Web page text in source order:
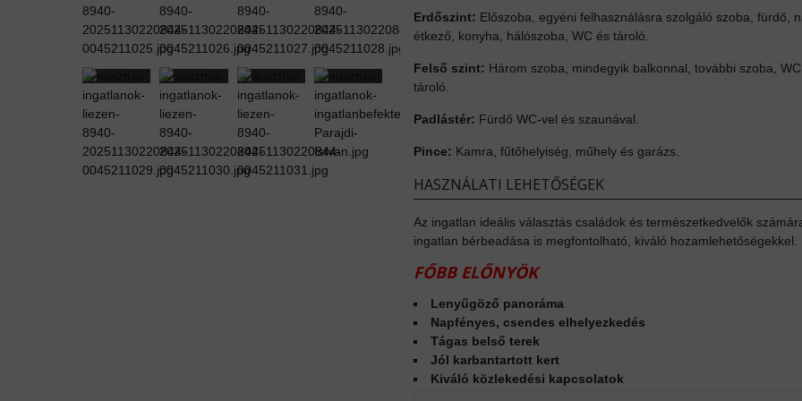
Erdőszint: Előszoba, egyéni felhasználásra szolgáló szoba, fürdő,
étkező, konyha, hálószoba, WC és tároló.
Felső szint: Három szoba, mindegyik balkonnal, további szoba,
tároló.
Padlástér: Fürdő WC-vel és szaunával.
Pince: Kamra, fűtőhelyiség, műhely és garázs.
HASZNÁLATI LEHETŐSÉGEK
Az ingatlan ideális választás családok és természetkedvelők
ingatlan bérbeadása is megfontolható, kiváló hozamlehetőségekkel.
FŐBB ELŐNYÖK
Lenyűgöző panoráma
Napfényes, csendes elhelyezkedés
Tágas belső terek
Jól karbantartott kert
Kiváló közlekedési kapcsolatok